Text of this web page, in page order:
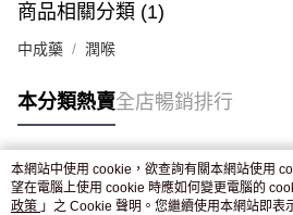
商品相關分類 (1)
中成藥 潤喉
本分類熱賣全店暢銷排行
熱門標籤
本網站中使用 cookie，欲查詢有關本網站使用
望在電腦上使用 cookie 時應如何變更電腦的
政策 」之 Cookie 聲明。您繼續使用本網站即表